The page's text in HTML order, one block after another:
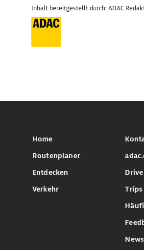
Inhalt bereitgestellt durch: ADAC
Home
Routenplaner
Entdecken
Verkehr
Trips